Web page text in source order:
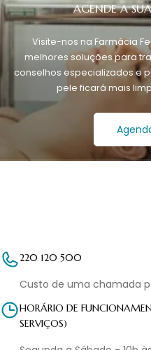
AGENDE A
Visite-nos na Farmácia
melhores soluções para
conselhos especializados e
pele ficará mais
220 120 500
Custo de uma chamada
HORÁRIO DE
SERVIÇOS)